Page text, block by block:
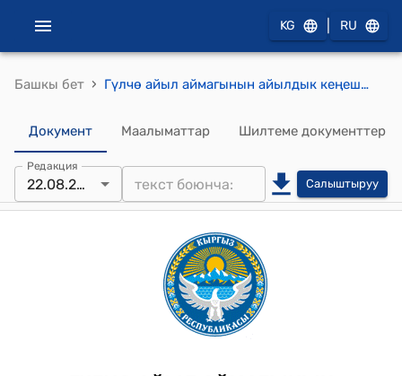
KG RU
Башкы бет › Гүлчө айыл аймагынын айылдык кеңешинин 2024-жылдын 22-августундагы, №8/2, «Гүлчө Автобекет» муниципалдык ишканасы болуп негизделгендиги, киреше жана чыгаша бөлүгүнүн сметасын, штаттык бирдигинин тарификациясын жана айлык маяналарын бекитип берүү жөнүндө токтому
Документ Маалыматтар Шилтеме документтер
Редакция
22.08.2024 Салыштыруу